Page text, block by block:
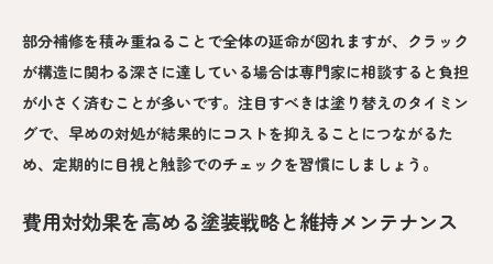
部分補修を積み重ねることで全体の延命が図れますが、クラック
が構造に関わる深さに達している場合は専門家に相談すると負担
が小さく済むことが多いです。注目すべきは塗り替えのタイミン
グで、早めの対処が結果的にコストを抑えることにつながるた
め、定期的に目視と触診でのチェックを習慣にしましょう。
費用対効果を高める塗装戦略と維持メンテナンス